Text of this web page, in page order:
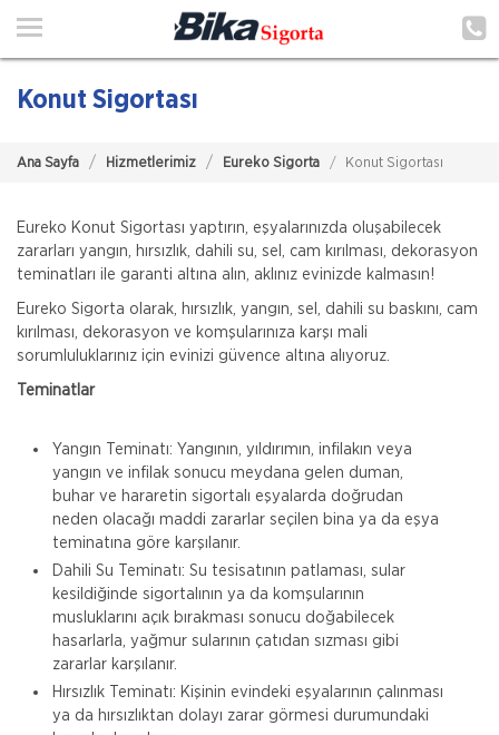
Ana Sayfa
Poliçe Hatırlat
İletişim
Şubelerimiz
Müşteri Girişi
Konut Sigortası
Ana Sayfa Hizmetlerimiz Eureko Sigorta Konut Sigortası
Eureko Konut Sigortası yaptırın, eşyalarınızda oluşabilecek
zararları yangın, hırsızlık, dahili su, sel, cam kırılması, dekorasyon
teminatları ile garanti altına alın, aklınız evinizde kalmasın!
Eureko Sigorta olarak, hırsızlık, yangın, sel, dahili su baskını, cam
kırılması, dekorasyon ve komşularınıza karşı mali
sorumluluklarınız için evinizi güvence altına alıyoruz.
Teminatlar
Yangın Teminatı: Yangının, yıldırımın, infilakın veya
yangın ve infilak sonucu meydana gelen duman,
buhar ve hararetin sigortalı eşyalarda doğrudan
neden olacağı maddi zararlar seçilen bina ya da eşya
teminatına göre karşılanır.
Dahili Su Teminatı: Su tesisatının patlaması, sular
kesildiğinde sigortalının ya da komşularının
musluklarını açık bırakması sonucu doğabilecek
hasarlarla, yağmur sularının çatıdan sızması gibi
zararlar karşılanır.
Hırsızlık Teminatı: Kişinin evindeki eşyalarının çalınması
ya da hırsızlıktan dolayı zarar görmesi durumundaki